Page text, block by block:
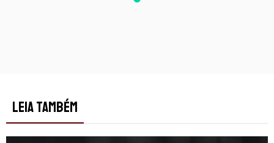
LEIA TAMBÉM